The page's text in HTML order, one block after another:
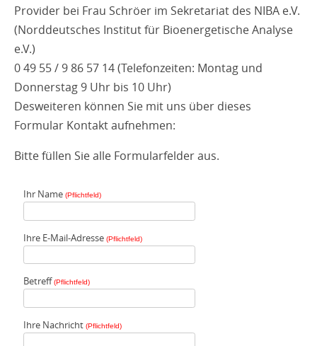
Provider bei Frau Schröer im Sekretariat des NIBA e.V.
(Norddeutsches Institut für Bioenergetische Analyse
e.V.)
0 49 55 / 9 86 57 14 (Telefonzeiten: Montag und
Donnerstag 9 Uhr bis 10 Uhr)
Desweiteren können Sie mit uns über dieses
Formular Kontakt aufnehmen:
Bitte füllen Sie alle Formularfelder aus.
Ihr Name (Pflichtfeld)
Ihre E-Mail-Adresse (Pflichtfeld)
Betreff(Pflichtfeld)
Ihre Nachricht (Pflichtfeld)